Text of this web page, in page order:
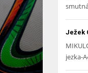
Ježek
jezka-